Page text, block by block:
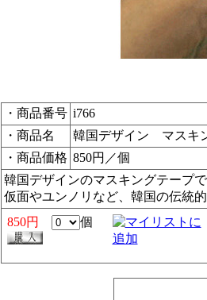
・商品番号 i766
・商品名
韓国デザイン マスキ
・商品価格 850円／個
韓国デザインのマスキングテープ
仮面やユンノリなど、韓国の伝統
850円
個